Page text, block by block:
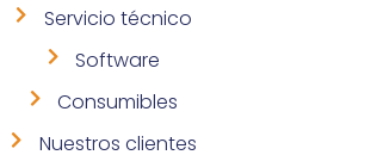
Servicio técnico
Software
Consumibles
Nuestros clientes